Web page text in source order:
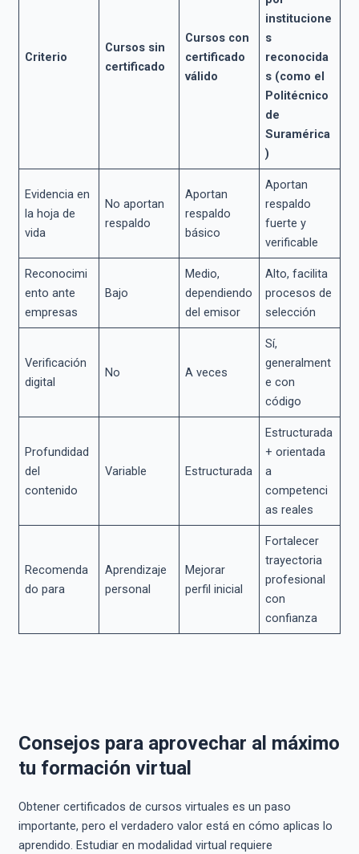
Criterio
Cursos sin
certificado
Cursos con
certificado
válido
institucione
s
reconocida
s (como el
Politécnico
de
Suramérica
)
Evidencia en
la hoja de
vida
No aportan
respaldo
Aportan
respaldo
básico
Aportan
respaldo
fuerte y
verificable
Reconocimi
ento ante
empresas
Bajo
Medio,
dependiendo
del emisor
Alto, facilita
procesos de
selección
Verificación
digital
No A veces
Sí,
generalment
e con
código
Profundidad
del
contenido
Variable Estructurada
Estructurada
+ orientada
a
competenci
as reales
Recomenda
do para
Aprendizaje
personal
Mejorar
perfil inicial
Fortalecer
trayectoria
profesional
con
confianza
Consejos para aprovechar al máximo
tu formación virtual
Obtener certificados de cursos virtuales es un paso
importante, pero el verdadero valor está en cómo aplicas lo
aprendido. Estudiar en modalidad virtual requiere